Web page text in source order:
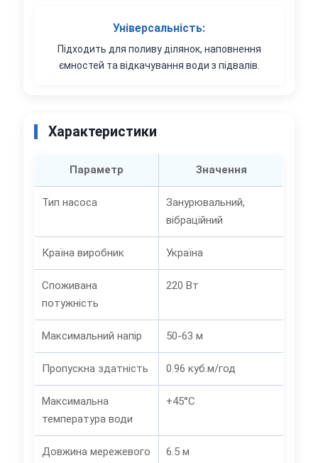
Універсальність:
Підходить для поливу ділянок, наповнення
ємностей та відкачування води з підвалів.
Характеристики
Параметр Значення
Тип насоса
Занурювальний,
вібраційний
Країна виробник Україна
Споживана
потужність
220 Вт
Максимальний напір 50-63 м
Пропускна здатність 0.96 куб.м/год
Максимальна
температура води
+45°C
Довжина мережевого
6.5 м